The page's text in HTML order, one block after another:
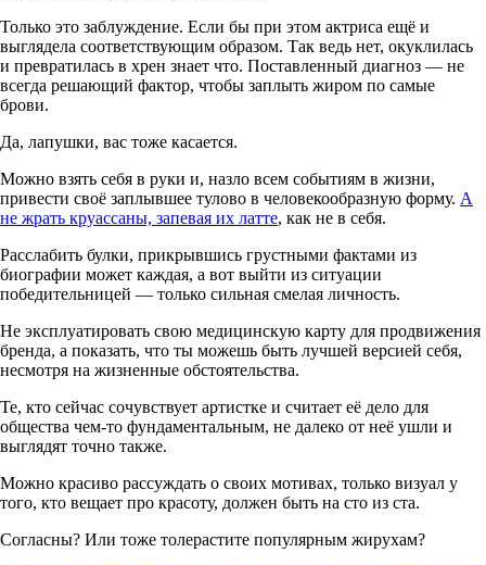
Только это заблуждение. Если бы при этом актриса ещё и
выглядела соответствующим образом. Так ведь нет, окуклилась
и превратилась в хрен знает что. Поставленный диагноз — не
всегда решающий фактор, чтобы заплыть жиром по самые
брови.
Да, лапушки, вас тоже касается.
Можно взять себя в руки и, назло всем событиям в жизни,
привести своё заплывшее тулово в человекообразную форму. А
не жрать круассаны, запевая их латте, как не в себя.
Расслабить булки, прикрывшись грустными фактами из
биографии может каждая, а вот выйти из ситуации
победительницей — только сильная смелая личность.
Не эксплуатировать свою медицинскую карту для продвижения
бренда, а показать, что ты можешь быть лучшей версией себя,
несмотря на жизненные обстоятельства.
Те, кто сейчас сочувствует артистке и считает её дело для
общества чем-то фундаментальным, не далеко от неё ушли и
выглядят точно также.
Можно красиво рассуждать о своих мотивах, только визуал у
того, кто вещает про красоту, должен быть на сто из ста.
Согласны? Или тоже толерастите популярным жирухам?